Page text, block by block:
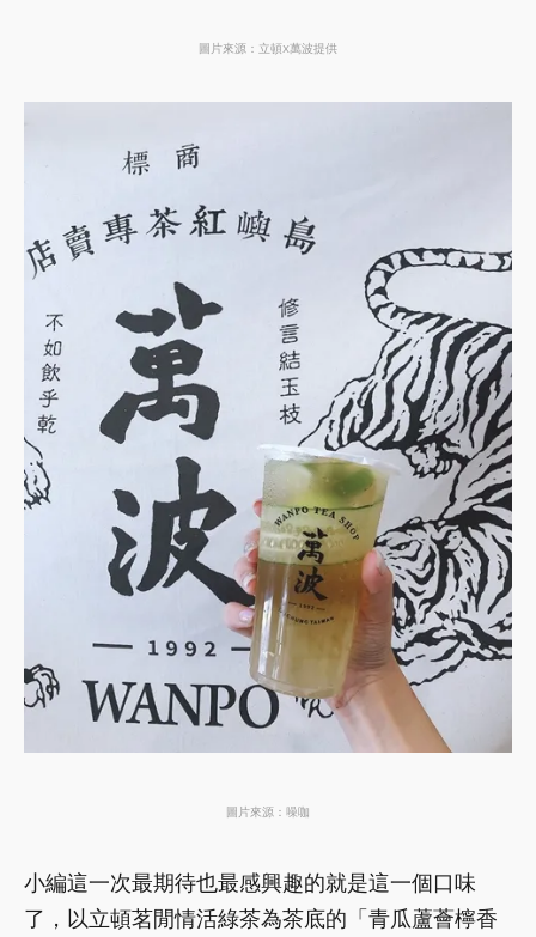
圖片來源：立頓X萬波提供
圖片來源：噪咖
小編這一次最期待也最感興趣的就是這一個口味
了，以立頓茗閒情活綠茶為茶底的「青瓜蘆薈檸香